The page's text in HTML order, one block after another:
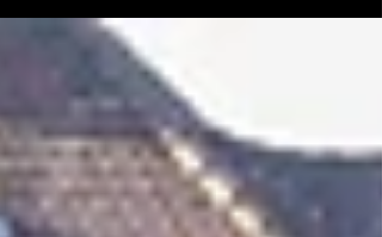
Wassergaben verzichten. Noch gibt der Zürichsee
genügend Wasser her, aber der Pegel sinkt
Mehr Mühe haben einzelne Gehölze, insbesondere jene,
die atlantisches Klima schätzen, während sich andere
sichtbar wohlfühlen: Lagerstroemia, Arbutus,
Heptacodium, Albizie, kle